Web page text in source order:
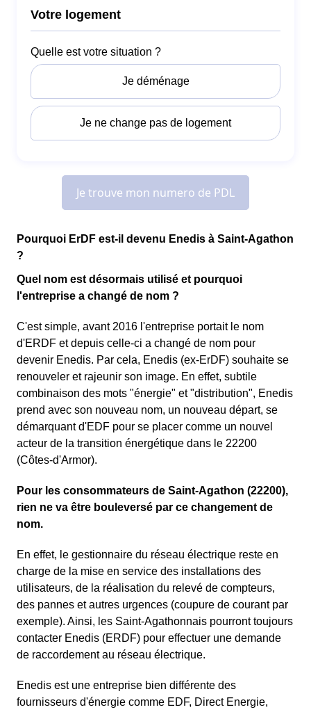
Pourquoi ErDF est-il devenu Enedis à Saint-Agathon
?
Quel nom est désormais utilisé et pourquoi
l'entreprise a changé de nom ?
C'est simple, avant 2016 l'entreprise portait le nom
d'ERDF et depuis celle-ci a changé de nom pour
devenir Enedis. Par cela, Enedis (ex-ErDF) souhaite se
renouveler et rajeunir son image. En effet, subtile
combinaison des mots "énergie" et "distribution", Enedis
prend avec son nouveau nom, un nouveau départ, se
démarquant d'EDF pour se placer comme un nouvel
acteur de la transition énergétique dans le 22200
(Côtes-d'Armor).
Pour les consommateurs de Saint-Agathon (22200),
rien ne va être bouleversé par ce changement de
nom.
En effet, le gestionnaire du réseau électrique reste en
charge de la mise en service des installations des
utilisateurs, de la réalisation du relevé de compteurs,
des pannes et autres urgences (coupure de courant par
exemple). Ainsi, les Saint-Agathonnais pourront toujours
contacter Enedis (ERDF) pour effectuer une demande
de raccordement au réseau électrique.
Enedis est une entreprise bien différente des
fournisseurs d'énergie comme EDF, Direct Energie,